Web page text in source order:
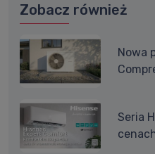
Zobacz również
Nowa
Seria